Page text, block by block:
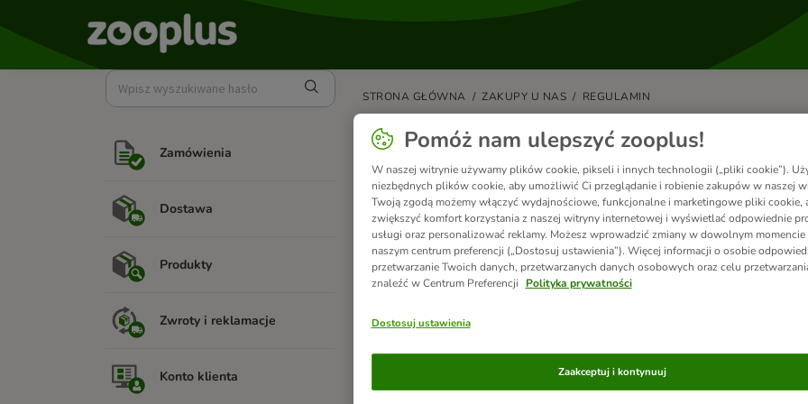
Zamówienia
Dostawa
Produkty
Zwroty i reklamacje
Konto klienta
STRONA GŁÓWNA ZAKUPY U NAS REGULAMIN
Czy mogę odstąpić od umowy?
Konsumenci mają prawo do odstąpienia od umowy w ciągu 14 dni.
transakcji, niezwiązanej z jej działalnością handlową lub zawodową.
Dowiedz się więcej na temat Twojegoprawa do odstąpienia od umowy.
W razie jakichkolwiek pytań prosimy o kontakt z naszymSerwisem Obsługi
Zobacz również
Pomóż nam ulepszyć zooplus!
W naszej witrynie używamy plików cookie, pikseli i innych technologii („pliki cookie”).
niezbędnych plików cookie, aby umożliwić Ci przeglądanie i robienie zakupów w naszej
Twoją zgodą możemy włączyć wydajnościowe, funkcjonalne i marketingowe pliki cookie,
zwiększyć komfort korzystania z naszej witryny internetowej i wyświetlać odpowiednie
usługi oraz personalizować reklamy. Możesz wprowadzić zmiany w dowolnym momencie
naszym centrum preferencji („Dostosuj ustawienia”). Więcej informacji o osobie
przetwarzanie Twoich danych, przetwarzanych danych osobowych oraz celu
znaleźć w Centrum Preferencji
Polityka prywatności
Dostosuj ustawienia
Zaakceptuj i kontynuuj